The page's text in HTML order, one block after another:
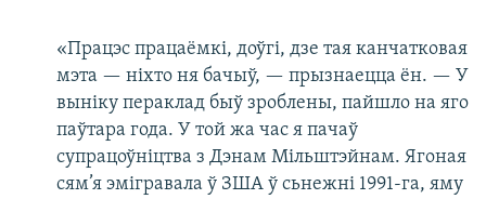
«Працэс працаёмкі, доўгі, дзе тая канчатковая
мэта — ніхто ня бачыў, — прызнаецца ён. — У
выніку пераклад быў зроблены, пайшло на яго
паўтара года. У той жа час я пачаў
супрацоўніцтва з Дэнам Мільштэйнам. Ягоная
сям’я эмігравала ў ЗША ў сьнежні 1991-га, яму